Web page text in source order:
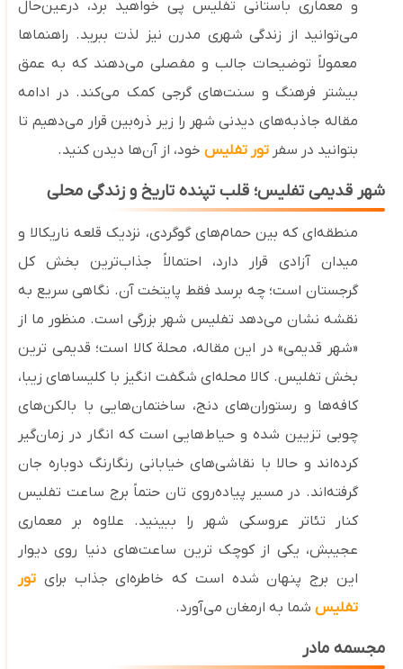
و معماری باستانی تفلیس پی خواهید برد، درعین‌حال
می‌توانید از زندگی شهری مدرن نیز لذت ببرید. راهنماها
معمولاً توضیحات جالب و مفصلی می‌دهند که به عمق
بیشتر فرهنگ و سنت‌های گرجی کمک می‌کند. در ادامه
مقاله جاذبه‌های دیدنی شهر را زیر ذره‌بین قرار می‌دهیم تا
بتوانید در سفر تور تفلیس خود، از آن‌ها دیدن کنید.
شهر قدیمی تفلیس؛ قلب تپنده تاریخ و زندگی محلی
منطقه‌ای که بین حمام‌های گوگردی، نزدیک قلعه ناریکالا و
میدان آزادی قرار دارد، احتمالاً جذاب‌ترین بخش کل
گرجستان است؛ چه برسد فقط پایتخت آن. نگاهی سریع به
نقشه نشان می‌دهد تفلیس شهر بزرگی است. منظور ما از
«شهر قدیمی» در این مقاله، محلة کالا است؛ قدیمی‌ ترین
بخش تفلیس. کالا محله‌ای شگفت ‌انگیز با کلیساهای زیبا،
کافه‌ها و رستوران‌های دنج، ساختمان‌هایی با بالکن‌های
چوبی تزیین‌ شده و حیاط‌هایی ا‌ست که انگار در زمان‌گیر
کرده‌اند و حالا با نقاشی‌های خیابانی رنگارنگ دوباره جان
گرفته‌اند. در مسیر پیاده‌روی‌ تان حتماً برج ساعت تفلیس
کنار تئاتر عروسکی شهر را ببینید. علاوه بر معماری
عجیبش، یکی از کوچک ‌ترین ساعت‌های دنیا روی دیوار
این برج پنهان شده است که خاطره‌ای جذاب برای تور
تفلیس شما به ارمغان می‌آورد.
مجسمه مادر